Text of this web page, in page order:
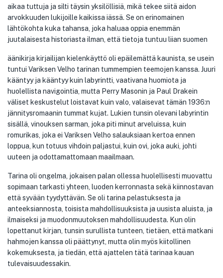
aikaa tuttuja ja silti täysin yksilöllisiä, mikä tekee siitä aidon
arvokkuuden lukijoille kaikissa iässä. Se on erinomainen
lähtökohta kuka tahansa, joka haluaa oppia enemmän
juutalaisesta historiasta ilman, että tietoja tuntuu liian suomen
äänikirja kirjailijan kielenkäyttö oli epäilemättä kaunista, se usein
tuntui Variksen Velho tarinan tummempien teemojen kanssa. Juuri
kääntyy ja kääntyy kuin labyrintti, vaativana huomiota ja
huolellista navigointia, mutta Perry Masonin ja Paul Drakein
väliset keskustelut loistavat kuin valo, valaisevat tämän 1936:n
jännitysromaanin tummat kujat. Lukien tunsin olevani labyrintin
sisällä, vinouksen sarman, joka piti minut arveluissa, kuin
romurikas, joka ei Variksen Velho salauksiaan kertoa ennen
loppua, kun totuus vihdoin paljastui, kuin ovi, joka auki, johti
uuteen ja odottamattomaan maailmaan.
Tarina oli ongelma, jokaisen palan ollessa huolellisesti muovattu
sopimaan tarkasti yhteen, luoden kerronnasta sekä kiinnostavan
että syvään tyydyttävän. Se oli tarina pelastuksesta ja
anteeksiannosta, toisista mahdollisuuksista ja uusista aluista, ja
ilmaiseksi ja muodonmuutoksen mahdollisuudesta. Kun olin
lopettanut kirjan, tunsin surullista tunteen, tietäen, että matkani
hahmojen kanssa oli päättynyt, mutta olin myös kiitollinen
kokemuksesta, ja tiedän, että ajattelen tätä tarinaa kauan
tulevaisuudessakin.